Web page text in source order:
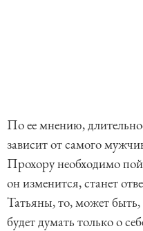
По ее мнению,
зависит от самого
Прохору необходимо
он изменится, станет
Татьяны, то, может быть,
будет думать только о